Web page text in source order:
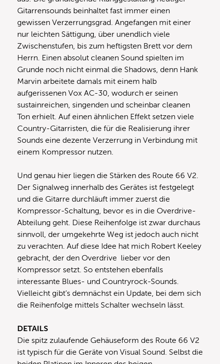
Gitarrensounds beinhaltet fast immer einen
gewissen Verzerrungsgrad. Angefangen mit einer
nur leichten Sättigung, über unendlich viele
Zwischenstufen, bis zum heftigsten Brett vor dem
Herrn. Einen absolut cleanen Sound spielten im
Grunde noch nicht einmal die Shadows, denn Hank
Marvin arbeitete damals mit einem halb
aufgerissenen Vox AC-30, wodurch er seinen
sustainreichen, singenden und scheinbar cleanen
Ton erhielt. Auf einen ähnlichen Effekt setzen viele
Country-Gitarristen, die für die Realisierung ihrer
Sounds eine dezente Verzerrung in Verbindung mit
einem Kompressor nutzen.
Und genau hier liegen die Stärken des Route 66 V2.
Der Signalweg innerhalb des Gerätes ist festgelegt
und die Gitarre durchläuft immer zuerst die
Kompressor-Schaltung, bevor es in die Overdrive-
Abteilung geht. Diese Reihenfolge ist zwar durchaus
sinnvoll, der umgekehrte Weg ist jedoch auch nicht
zu verachten. Auf diese Idee hat mich Robert Keeley
gebracht, der den Overdrive lieber vor den
Kompressor setzt. So entstehen ebenfalls
interessante Blues- und Countryrock-Sounds.
Vielleicht gibt’s demnächst ein Update, bei dem sich
die Reihenfolge mittels Schalter wechseln lässt.
DETAILS
Die spitz zulaufende Gehäuseform des Route 66 V2
ist typisch für die Geräte von Visual Sound. Selbst die